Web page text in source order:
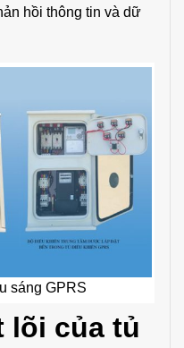
hồi thông tin và dữ
sáng GPRS
lõi của tủ